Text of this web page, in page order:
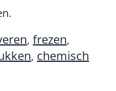
, frezen,
, chemisch